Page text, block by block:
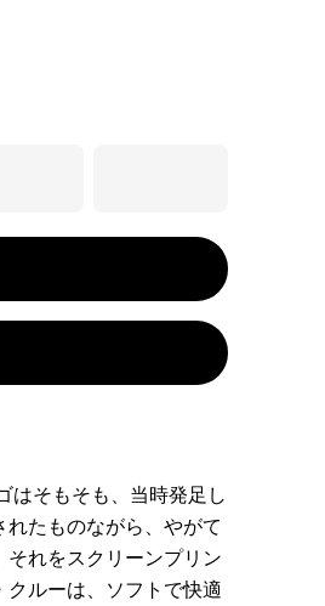
はそもそも、当時発足し
たものながら、やがて
れをスクリーンプリン
クルーは、ソフトで快適